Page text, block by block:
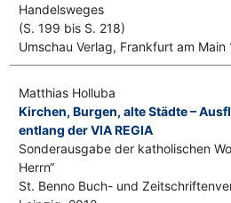
Handelsweges
(S. 199 bis S. 218)
Umschau Verlag, Frankfurt am Main
Matthias Holluba
Kirchen, Burgen, alte Städte –
entlang der VIA REGIA
Sonderausgabe der katholischen
Herrn“
St. Benno Buch- und